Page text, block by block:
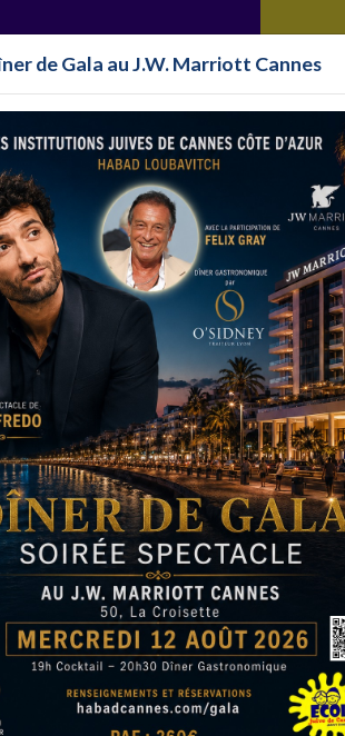
Toutes les surveillances
cachers à Jérusalem en Israel
de Jérusalem, suivez l'actualité en direct des
en Clubs Cacher organisés à
ISRAEL CLUB EILAT CLUB ESPAGNE
CRÈTE CLUB MAROC CLUB
CLUB MARBELLA CLUB
Consulter tous lesvoyages cacher Israel
de Gala au J.W. Marriott Cannes